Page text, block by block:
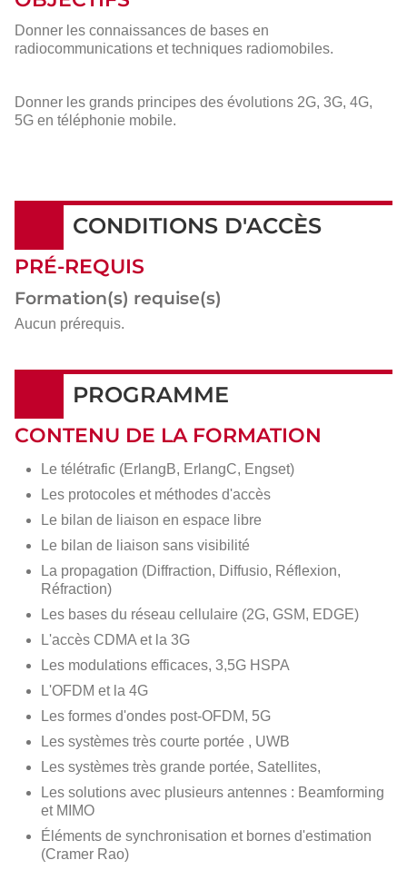
Donner les connaissances de bases en
radiocommunications et techniques radiomobiles.
Donner les grands principes des évolutions 2G, 3G, 4G,
5G en téléphonie mobile.
CONDITIONS D'ACCÈS
PRÉ-REQUIS
Formation(s) requise(s)
Aucun prérequis.
PROGRAMME
CONTENU DE LA FORMATION
Le télétrafic (ErlangB, ErlangC, Engset)
Les protocoles et méthodes d'accès
Le bilan de liaison en espace libre
Le bilan de liaison sans visibilité
La propagation (Diffraction, Diffusio, Réflexion,
Réfraction)
Les bases du réseau cellulaire (2G, GSM, EDGE)
L'accès CDMA et la 3G
Les modulations efficaces, 3,5G HSPA
L'OFDM et la 4G
Les formes d'ondes post-OFDM, 5G
Les systèmes très courte portée , UWB
Les systèmes très grande portée, Satellites,
Les solutions avec plusieurs antennes : Beamforming
et MIMO
Éléments de synchronisation et bornes d'estimation
(Cramer Rao)